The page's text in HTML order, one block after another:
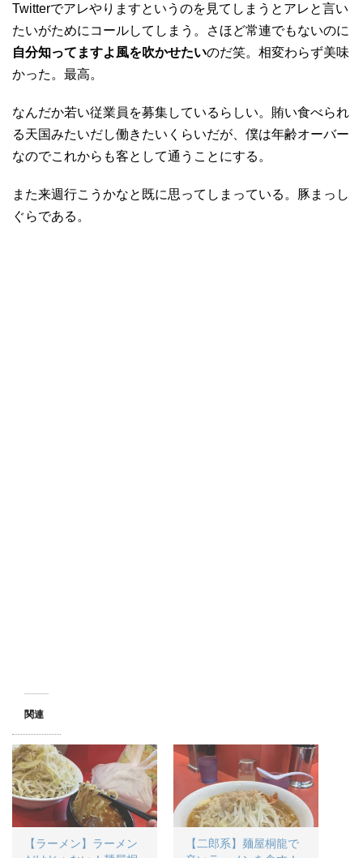
Twitterでアレやりますというのを見てしまうとアレと言い
たいがためにコールしてしまう。さほど常連でもないのに
自分知ってますよ風を吹かせたいのだ笑。相変わらず美味
かった。最高。
なんだか若い従業員を募集しているらしい。賄い食べられ
る天国みたいだし働きたいくらいだが、僕は年齢オーバー
なのでこれからも客として通うことにする。
また来週行こうかなと既に思ってしまっている。豚まっし
ぐらである。
関連
【ラーメン】ラーメン
【二郎系】麺屋桐龍で